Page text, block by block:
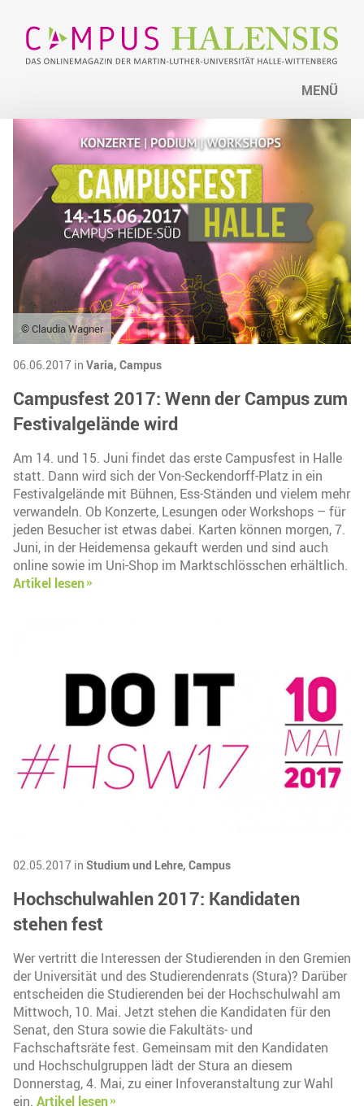
MENÜ
© Claudia Wagner
06.06.2017 in Varia, Campus
Campusfest 2017: Wenn der Campus zum
Festivalgelände wird
Am 14. und 15. Juni findet das erste Campusfest in Halle
statt. Dann wird sich der Von-Seckendorff-Platz in ein
Festivalgelände mit Bühnen, Ess-Ständen und vielem mehr
verwandeln. Ob Konzerte, Lesungen oder Workshops – für
jeden Besucher ist etwas dabei. Karten können morgen, 7.
Juni, in der Heidemensa gekauft werden und sind auch
online sowie im Uni-Shop im Marktschlösschen erhältlich.
Artikel lesen
02.05.2017 in Studium und Lehre, Campus
Hochschulwahlen 2017: Kandidaten
stehen fest
Wer vertritt die Interessen der Studierenden in den Gremien
der Universität und des Studierendenrats (Stura)? Darüber
entscheiden die Studierenden bei der Hochschulwahl am
Mittwoch, 10. Mai. Jetzt stehen die Kandidaten für den
Senat, den Stura sowie die Fakultäts- und
Fachschaftsräte fest. Gemeinsam mit den Kandidaten
und Hochschulgruppen lädt der Stura an diesem
Donnerstag, 4. Mai, zu einer Infoveranstaltung zur Wahl
ein. Artikel lesen